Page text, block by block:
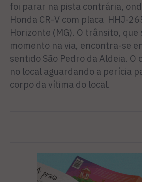
foi parar na pista contrária,
Honda CR-V com placa HHJ-
Horizonte (MG). O trânsito, que
momento na via, encontra-se
sentido São Pedro da Aldeia. O
no local aguardando a perícia
corpo da vítima do local.